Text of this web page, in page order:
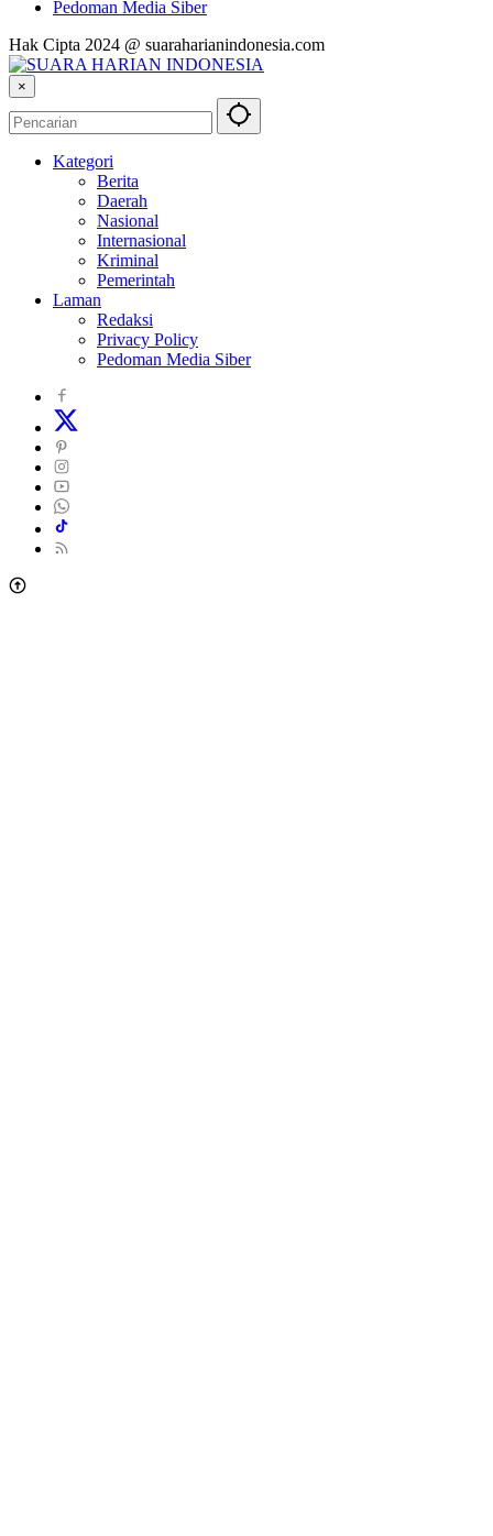
Pedoman Media Siber
Hak Cipta 2024 @ suaraharianindonesia.com
×
Kategori
Berita
Daerah
Nasional
Internasional
Kriminal
Pemerintah
Laman
Redaksi
Privacy Policy
Pedoman Media Siber